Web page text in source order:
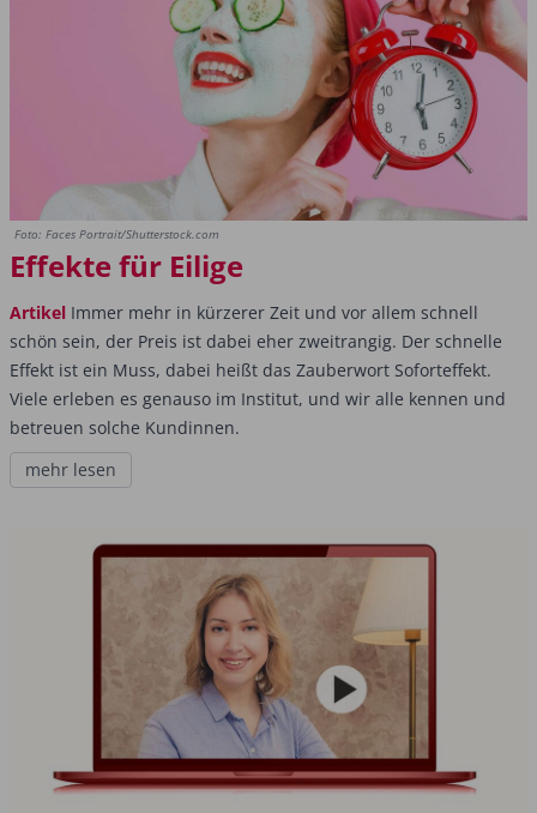
Foto: Faces Portrait/Shutterstock.com
Effekte für Eilige
Artikel Immer mehr in kürzerer Zeit und vor allem schnell
schön sein, der Preis ist dabei eher zweitrangig. Der schnelle
Effekt ist ein Muss, dabei heißt das Zauberwort Soforteffekt.
Viele erleben es genauso im Institut, und wir alle kennen und
betreuen solche Kundinnen.
mehr lesen